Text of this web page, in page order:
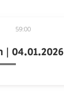
04.01.2026 | היציע הצפוני
59:00